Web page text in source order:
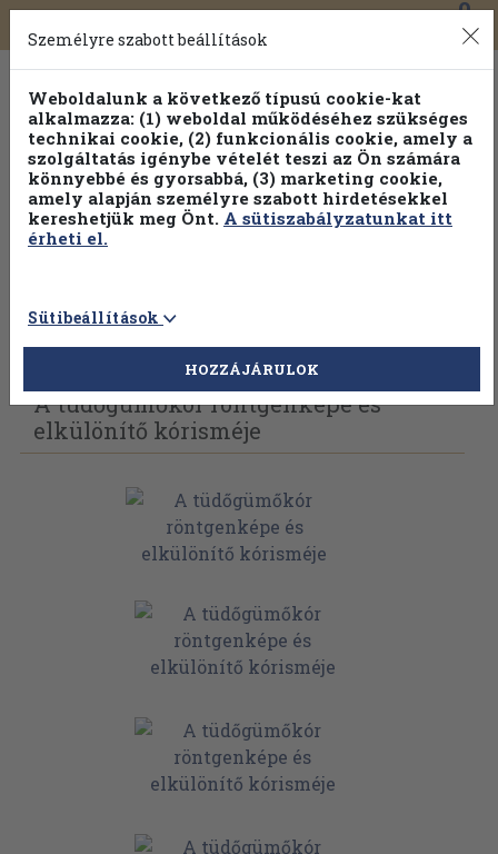
Toggle
navigation
0
Válogasson több mint 1.000.000 kiadványunk közül
100% kedvezménnyel!
Vissza az előző oldalra Válasszon példányt
A tüdőgümőkór röntgenképe és
elkülönítő kórisméje
Személyre szabott beállítások
Weboldalunk a következő típusú cookie-kat
alkalmazza: (1) weboldal működéséhez szükséges
technikai cookie, (2) funkcionális cookie, amely a
szolgáltatás igénybe vételét teszi az Ön számára
könnyebbé és gyorsabbá, (3) marketing cookie,
amely alapján személyre szabott hirdetésekkel
kereshetjük meg Önt. A sütiszabályzatunkat itt
érheti el.
Sütibeállítások
HOZZÁJÁRULOK